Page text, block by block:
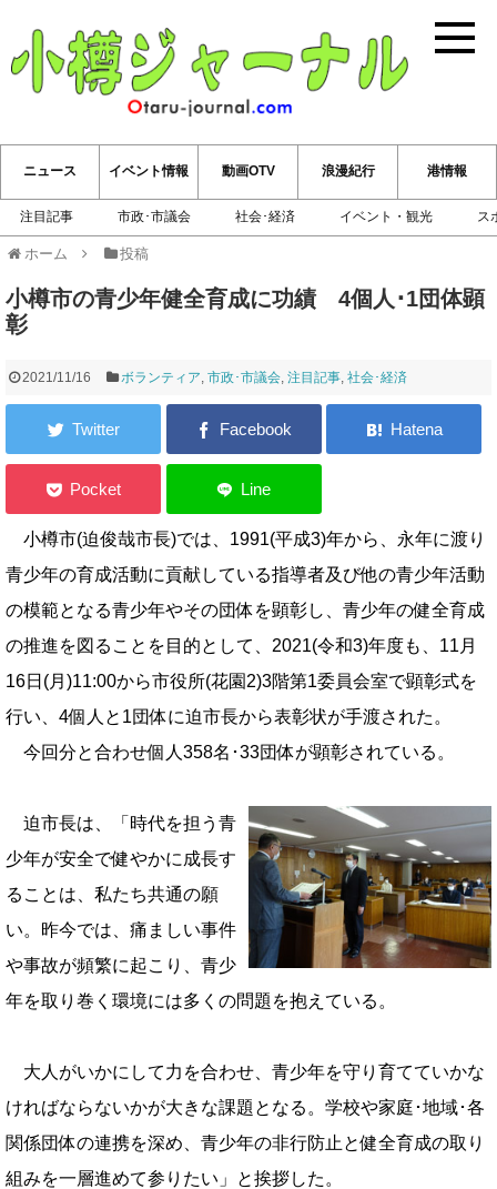
小樽ジ
ニュース
注目記事 市政･市議会 社会･経済 イベント・観光 ス
イベント情報 動画OTV 浪漫紀行 港情報
ホーム 投稿
小樽市の青少年健全育成に功績 4個人･1団体顕
彰
2021/11/16 ボランティア ,市政･市議会 ,注目記事 ,社会･経済
小樽市(迫俊哉市長)では、1991(平成3)年から、永年に渡り
青少年の育成活動に貢献している指導者及び他の青少年活動
の模範となる青少年やその団体を顕彰し、青少年の健全育成
の推進を図ることを目的として、2021(令和3)年度も、11月
16日(月)11:00から市役所(花園2)3階第1委員会室で顕彰式を
行い、4個人と1団体に迫市長から表彰状が手渡された。
今回分と合わせ個人358名･33団体が顕彰されている。
迫市長は、「時代を担う青
少年が安全で健やかに成長す
ることは、私たち共通の願
い。昨今では、痛ましい事件
や事故が頻繁に起こり、青少
年を取り巻く環境には多くの問題を抱えている。
大人がいかにして力を合わせ、青少年を守り育てていかな
ければならないかが大きな課題となる。学校や家庭･地域･各
関係団体の連携を深め、青少年の非行防止と健全育成の取り
組みを一層進めて参りたい」と挨拶した。